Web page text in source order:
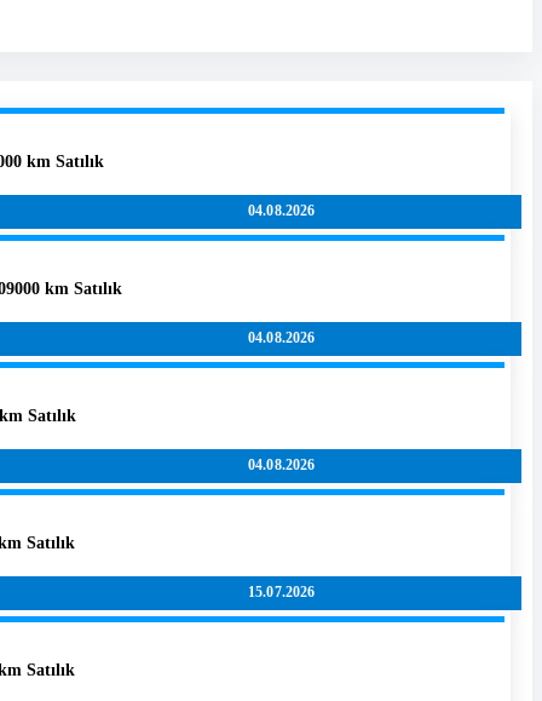
km Satılık
04.08.2026
km Satılık
04.08.2026
Satılık
04.08.2026
Satılık
15.07.2026
Satılık